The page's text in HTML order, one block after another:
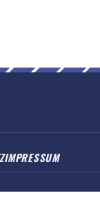
IMPRESSUM